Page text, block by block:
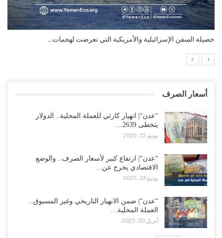
التضخم السنوي لمنطقة اليورو.. “إنفوجرافيك“..!
أسعار الصرف
“عدن“| انهيار كارثي للعملة المحلية.. الدولار
يتخطى 2639…
يونيو 15, 2025
“عدن“| ارتفاع كبير لأسعار الصرف.. والوضع
الاقتصادي يخرج عن…
يونيو 13, 2025
“عدن“| ضمن الانهيار التاريخي وغير المسبوق..
العملة المحلية…
أبريل 30, 2025